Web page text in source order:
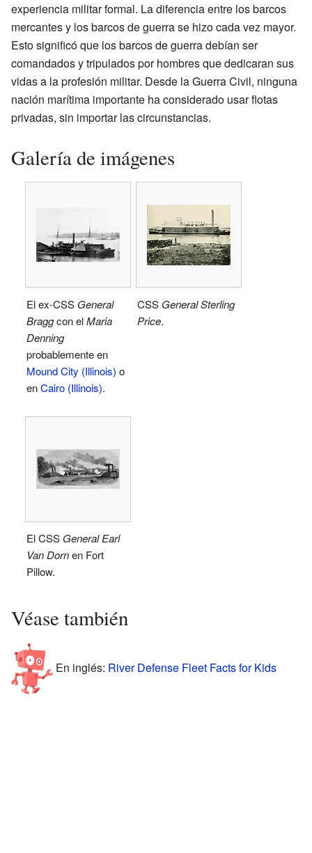
experiencia militar formal. La diferencia entre los barcos
mercantes y los barcos de guerra se hizo cada vez mayor.
Esto significó que los barcos de guerra debían ser
comandados y tripulados por hombres que dedicaran sus
vidas a la profesión militar. Desde la Guerra Civil, ninguna
nación marítima importante ha considerado usar flotas
privadas, sin importar las circunstancias.
Galería de imágenes
El ex-CSS General
Braggcon elMaria
Denning
probablemente en
Mound City (Illinois) o
enCairo (Illinois).
CSS General Sterling
Price.
El CSS General Earl
Van Dornen Fort
Pillow.
Véase también
En inglés: River Defense Fleet Facts for Kids